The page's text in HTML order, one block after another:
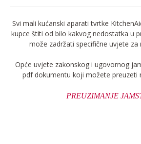
Svi mali kućanski aparati tvrtke
kupce štiti od bilo kakvog nedostatka u
može zadržati specifične uvjete za
Opće uvjete zakonskog i ugovornog
pdf dokumentu koji možete preuzeti
PREUZIMANJE